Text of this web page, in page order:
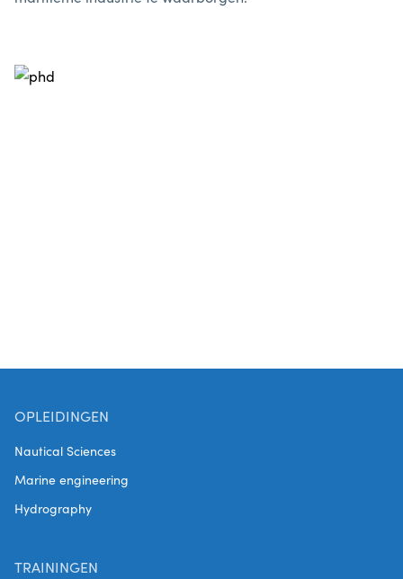
OPLEIDINGEN
Nautical Sciences
Marine engineering
Hydrography
TRAININGEN